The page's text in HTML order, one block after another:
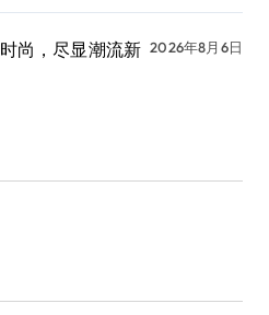
尚，尽显潮流新 2026年8月6日